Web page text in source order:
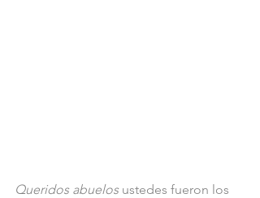
Queridos abuelos ustedes fueron los